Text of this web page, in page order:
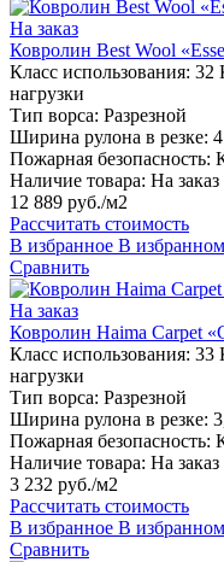
На заказ
Ковролин Best Wool
Класс использования: 32
нагрузки
Тип ворса: Разрезной
Ширина рулона в резке:
Пожарная безопасность:
Наличие товара: На заказ
12 889 руб./м2
Рассчитать стоимость
В избранное В избранном
Сравнить
На заказ
Ковролин Haima Carpet
Класс использования: 33
нагрузки
Тип ворса: Разрезной
Ширина рулона в резке:
Пожарная безопасность:
Наличие товара: На заказ
3 232 руб./м2
Рассчитать стоимость
В избранное В избранном
Сравнить